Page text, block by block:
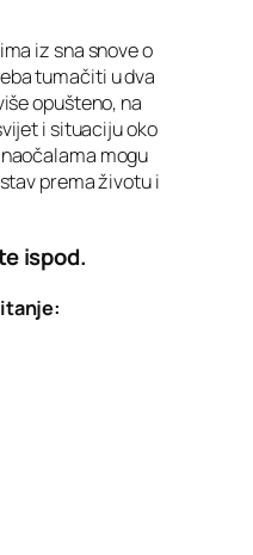
iz sna snove o
tumačiti u dva
opušteno, na
i situaciju oko
mogu
prema životu i
ispod.